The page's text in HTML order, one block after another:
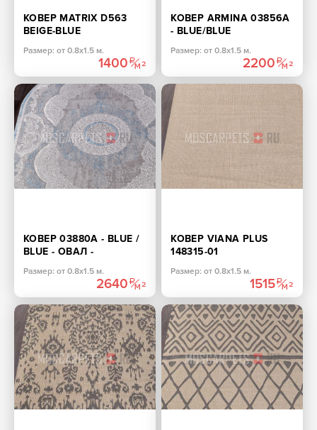
КОВЕР MATRIX D563
BEIGE-BLUE
Размер: от 0.8х1.5 м.
1400
КОВЕР ARMINA 03856A
- BLUE/BLUE
Размер: от 0.8х1.5 м.
2200
КОВЕР 03880A - BLUE /
BLUE - ОВАЛ -
Размер: от 0.8х1.5 м.
2640
КОВЕР VIANA PLUS
148315-01
Размер: от 0.8х1.5 м.
1515